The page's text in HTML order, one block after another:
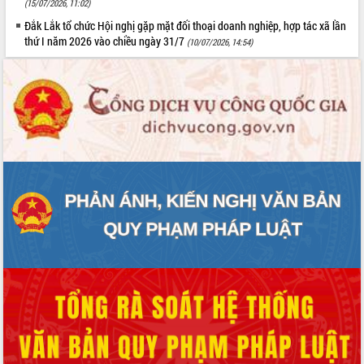
(15/07/2026, 11:02)
Đắk Lắk tổ chức Hội nghị gặp mặt đối thoại doanh nghiệp, hợp tác xã lần
thứ I năm 2026 vào chiều ngày 31/7 (10/07/2026, 14:54)